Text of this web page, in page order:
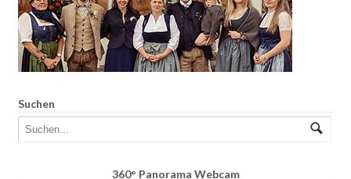
Suchen
360° Panorama Webcam